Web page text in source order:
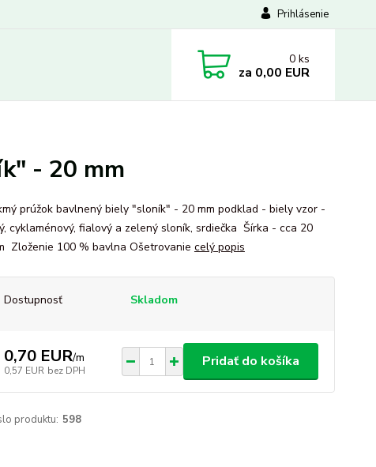
Prihlásenie
0 ks
za 0,00 EUR
- 20 mm
prúžok bavlnený biely "sloník" - 20 mm podklad - biely vzor -
cyklaménový, fialový a zelený sloník, srdiečka Šírka - cca 20
Zloženie 100 % bavlna Ošetrovanie celý popis
Dostupnosť Skladom
0,70 EUR/m
0,57 EUR bez DPH
Pridať do košíka
produktu: 598